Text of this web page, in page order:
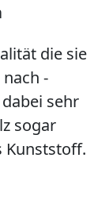
die sie
-
sehr
sogar
Kunststoff.